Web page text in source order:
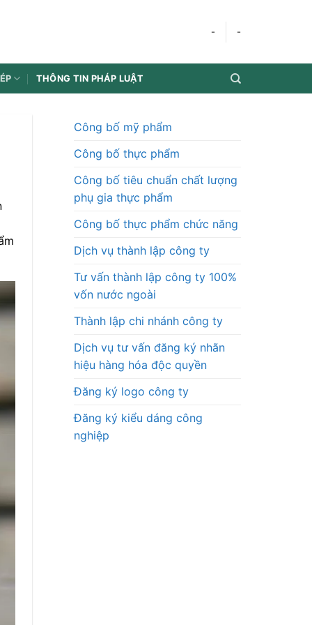
- -
THÔNG TIN PHÁP LUẬT
Công bố mỹ phẩm
Công bố thực phẩm
Công bố tiêu chuẩn chất lượng
phụ gia thực phẩm
Công bố thực phẩm chức năng
Dịch vụ thành lập công ty
Tư vấn thành lập công ty 100%
vốn nước ngoài
Thành lập chi nhánh công ty
Dịch vụ tư vấn đăng ký nhãn
hiệu hàng hóa độc quyền
Đăng ký logo công ty
Đăng ký kiểu dáng công
nghiệp